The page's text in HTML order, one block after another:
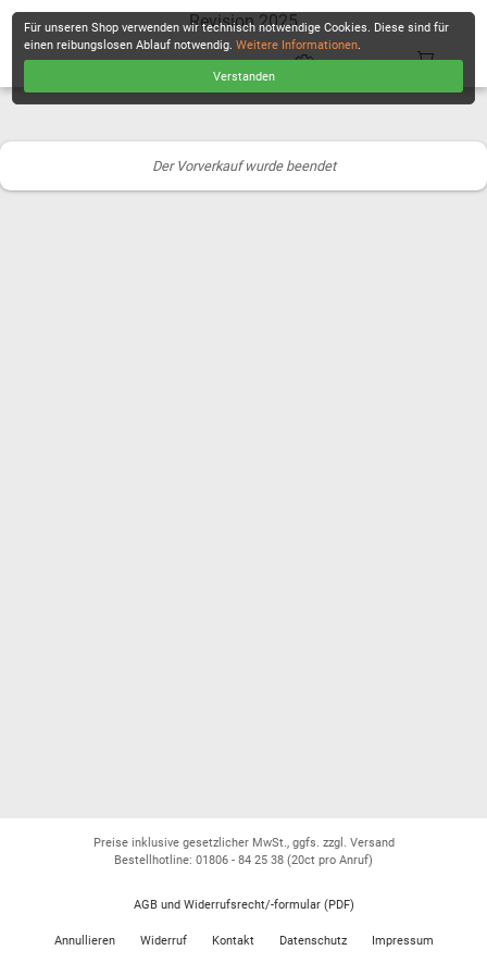
Revision 2025
Der Vorverkauf wurde beendet
Für unseren Shop verwenden wir technisch notwendige Cookies. Diese sind für
einen reibungslosen Ablauf notwendig.Weitere Informationen.
Verstanden
Preise inklusive gesetzlicher MwSt., ggfs. zzgl. Versand
Bestellhotline: 01806 - 84 25 38 (20ct pro Anruf)
AGB und Widerrufsrecht/-formular (PDF)
Annullieren Widerruf Kontakt Datenschutz Impressum